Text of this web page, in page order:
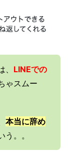
LINEでの
ゃスムー
本当に辞め
う。。